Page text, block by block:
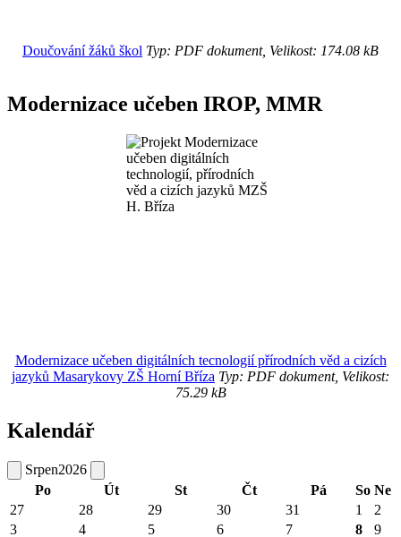
Doučování žáků škol Typ: PDF dokument, Velikost: 174.08 kB
Modernizace učeben IROP, MMR
Modernizace učeben digitálních tecnologií přírodních věd a cizích
jazyků Masarykovy ZŠ Horní Bříza Typ: PDF dokument, Velikost:
75.29 kB
Kalendář
Srpen2026
Po
Út St Čt Pá So Ne
27
28 29 30 31 1
2
3
4 5 6 7 8
9